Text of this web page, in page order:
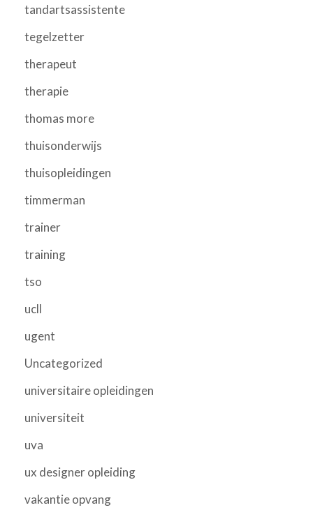
tandartsassistente
tegelzetter
therapeut
therapie
thomas more
thuisonderwijs
thuisopleidingen
timmerman
trainer
training
tso
ucll
ugent
Uncategorized
universitaire opleidingen
universiteit
uva
ux designer opleiding
vakantie opvang